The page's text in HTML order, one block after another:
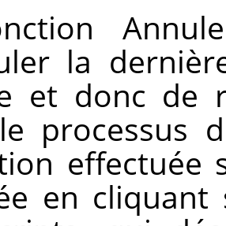
la
et donc
processus
effectuée
en cliquant